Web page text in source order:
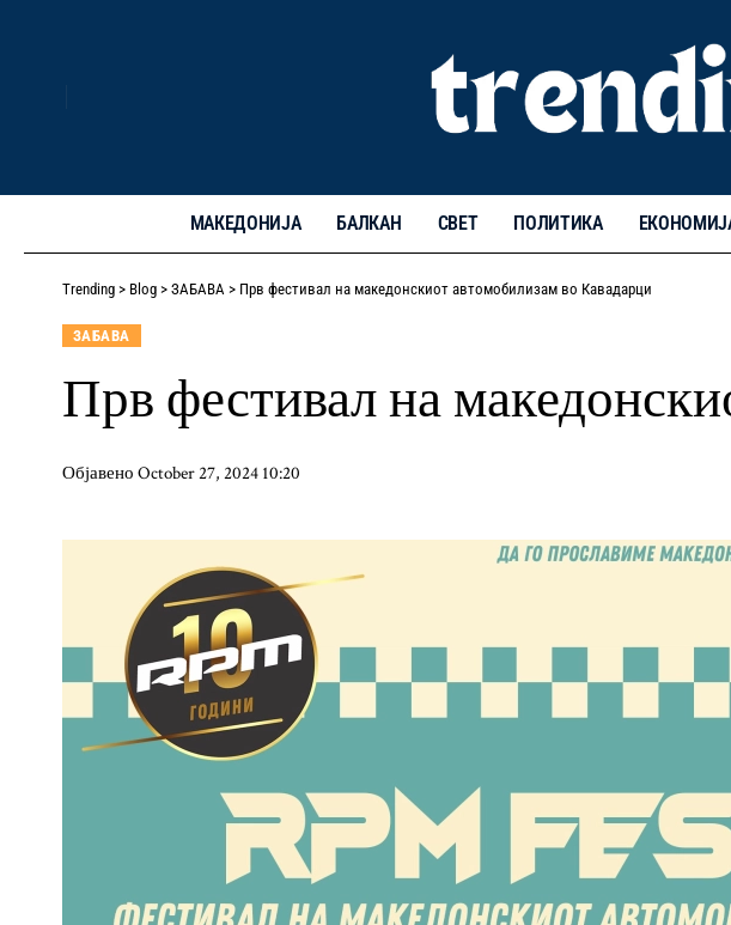
МАКЕДОНИЈА БАЛКАН СВЕТ ПОЛИТИКА
Trending > Blog > ЗАБАВА > Прв фестивал на македонскиот автомобилизам во Кавадарци
ЗАБАВА
Прв фестивал на
Објавено October 27, 2024 10:20